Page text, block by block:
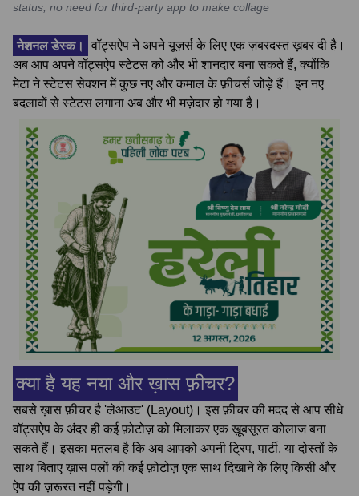
status, no need for third-party app to make collage
नेशनल डेस्क।
वॉट्सऐप ने अपने यूज़र्स के लिए एक ज़बरदस्त ख़बर दी है।
अब आप अपने वॉट्सऐप स्टेटस को और भी शानदार बना सकते हैं, क्योंकि
मेटा ने स्टेटस सेक्शन में कुछ नए और कमाल के फ़ीचर्स जोड़े हैं। इन नए
बदलावों से स्टेटस लगाना अब और भी मज़ेदार हो गया है।
क्या है यह नया और ख़ास फ़ीचर?
सबसे ख़ास फ़ीचर है 'लेआउट' (Layout)। इस फ़ीचर की मदद से आप सीधे
वॉट्सऐप के अंदर ही कई फ़ोटोज़ को मिलाकर एक ख़ूबसूरत कोलाज बना
सकते हैं। इसका मतलब है कि अब आपको अपनी ट्रिप, पार्टी, या दोस्तों के
साथ बिताए ख़ास पलों की कई फ़ोटोज़ एक साथ दिखाने के लिए किसी और
ऐप की ज़रूरत नहीं पड़ेगी।